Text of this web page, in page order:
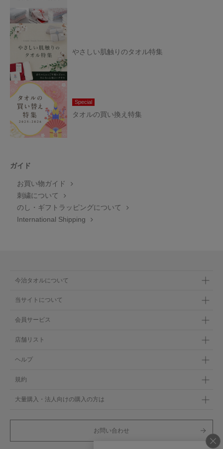
やさしい肌触りのタオル特集
Special
タオルの買い換え特集
ガイド
お買い物ガイド
刺繍について
のし・ギフトラッピングについて
International Shipping
今治タオルについて
当サイトについて
会員サービス
店舗リスト
ヘルプ
規約
大量購入・法人向けの購入の方は
お問い合わせ